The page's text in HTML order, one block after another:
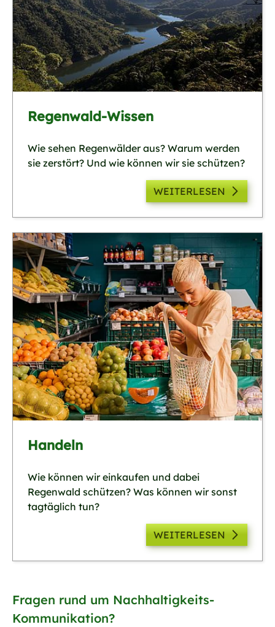
Regenwald-Wissen
Wie sehen Regenwälder aus? Warum werden
sie zerstört? Und wie können wir sie schützen?
WEITERLESEN
Handeln
Wie können wir einkaufen und dabei
Regenwald schützen? Was können wir sonst
tagtäglich tun?
WEITERLESEN
Fragen rund um Nachhaltigkeits-
Kommunikation?